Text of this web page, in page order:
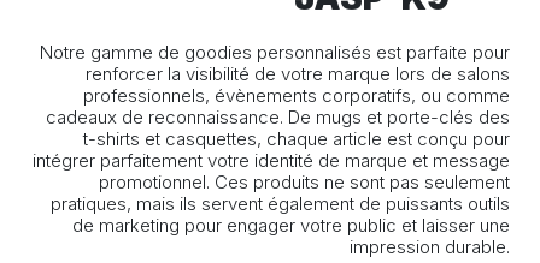
Notre gamme de goodies personnalisés est parfaite pour
renforcer la visibilité de votre marque lors de salons
professionnels, évènements corporatifs, ou comme
cadeaux de reconnaissance. De mugs et porte-clés des
t-shirts et casquettes, chaque article est conçu pour
intégrer parfaitement votre identité de marque et message
promotionnel. Ces produits ne sont pas seulement
pratiques, mais ils servent également de puissants outils
de marketing pour engager votre public et laisser une
impression durable.